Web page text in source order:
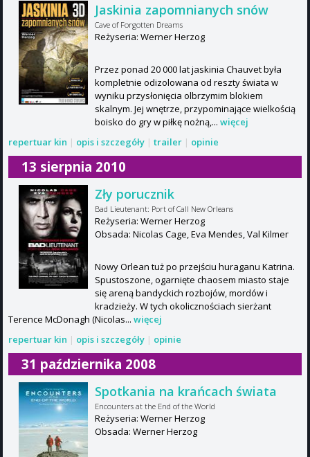
Jaskinia zapomnianych snów
Cave of Forgotten Dreams
Reżyseria: Werner Herzog
Przez ponad 20 000 lat jaskinia Chauvet była
kompletnie odizolowana od reszty świata w
wyniku przysłonięcia olbrzymim blokiem
skalnym. Jej wnętrze, przypominające wielkością
boisko do gry w piłkę nożną,... więcej
repertuar kin | opis i szczegóły | trailer | opinie
13 sierpnia 2010
Zły porucznik
Bad Lieutenant: Port of Call New Orleans
Reżyseria: Werner Herzog
Obsada: Nicolas Cage, Eva Mendes, Val Kilmer
Nowy Orlean tuż po przejściu huraganu Katrina.
Spustoszone, ogarnięte chaosem miasto staje
się areną bandyckich rozbojów, mordów i
kradzieży. W tych okolicznościach sierżant
Terence McDonagh (Nicolas... więcej
repertuar kin | opis i szczegóły | opinie
31 października 2008
Spotkania na krańcach świata
Encounters at the End of the World
Reżyseria: Werner Herzog
Obsada: Werner Herzog